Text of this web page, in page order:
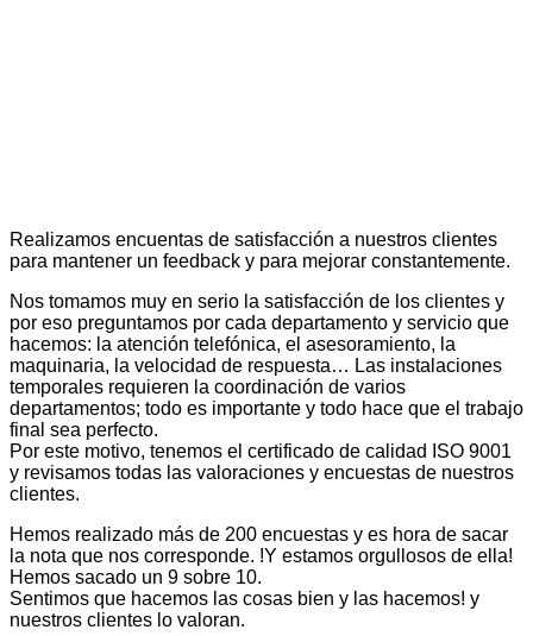
Realizamos encuentas de satisfacción a nuestros clientes
para mantener un feedback y para mejorar constantemente.
Nos tomamos muy en serio la satisfacción de los clientes y
por eso preguntamos por cada departamento y servicio que
hacemos: la atención telefónica, el asesoramiento, la
maquinaria, la velocidad de respuesta… Las instalaciones
temporales requieren la coordinación de varios
departamentos; todo es importante y todo hace que el trabajo
final sea perfecto.
Por este motivo, tenemos el certificado de calidad ISO 9001
y revisamos todas las valoraciones y encuestas de nuestros
clientes.
Hemos realizado más de 200 encuestas y es hora de sacar
la nota que nos corresponde. !Y estamos orgullosos de ella!
Hemos sacado un 9 sobre 10.
Sentimos que hacemos las cosas bien y las hacemos! y
nuestros clientes lo valoran.